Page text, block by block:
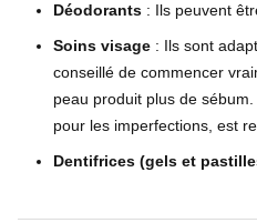
Déodorants : Ils peuvent
Soins visage : Ils sont
conseillé de commencer
peau produit plus de
pour les imperfections, est
Dentifrices (gels et